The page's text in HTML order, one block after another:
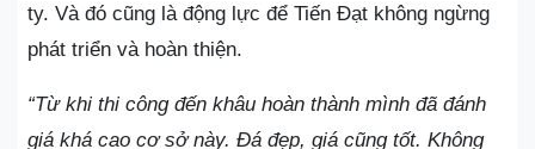
ty. Và đó cũng là động lực để Tiến Đạt không ngừng
phát triển và hoàn thiện.
“Từ khi thi công đến khâu hoàn thành mình đã đánh
giá khá cao cơ sở này. Đá đẹp, giá cũng tốt. Không